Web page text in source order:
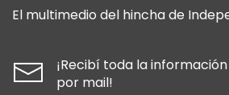
El multimedio del hincha de
¡Recibí toda la
por mail!